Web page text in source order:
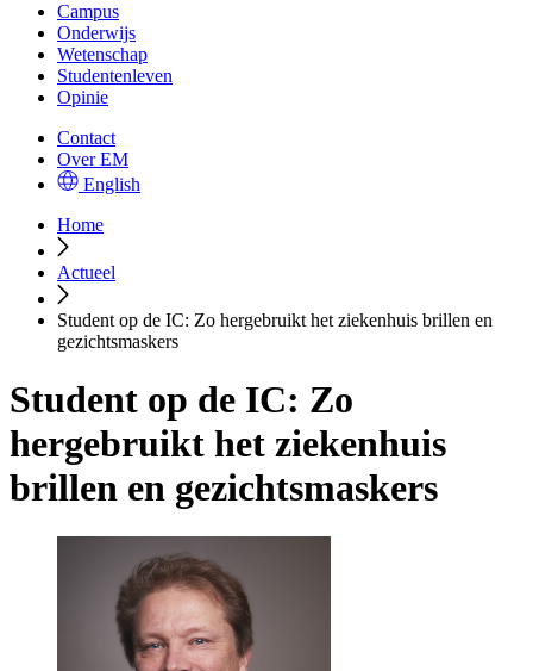
Campus
Onderwijs
Wetenschap
Studentenleven
Opinie
Contact
Over EM
English
Home
Actueel
Student op de IC: Zo hergebruikt het ziekenhuis brillen en
gezichtsmaskers
Student op de IC: Zo
hergebruikt het ziekenhuis
brillen en gezichtsmaskers